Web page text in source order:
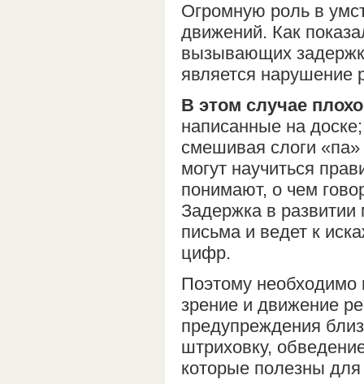
Огромную роль в
движений. Как
вызывающих
является нарушение
В этом случае
написанные на
смешивая слоги
могут научиться
понимают, о чем
Задержка в развитии
письма и ведет к
цифр.
Поэтому необходимо
зрение и движение
предупреждения
штриховку,
которые полезны для